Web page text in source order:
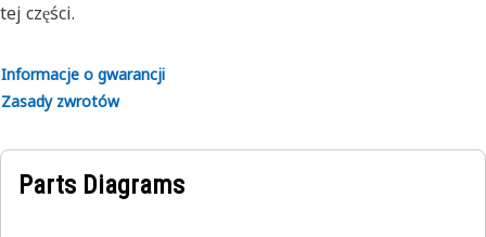
tej części.
Informacje o gwarancji
Zasady zwrotów
Parts Diagrams